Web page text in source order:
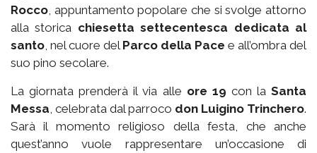
Rocco , appuntamento popolare che si svolge attorno
alla storica chiesetta settecentesca dedicata al
santo , nel cuore del Parco della Pace e all’ombra del
suo pino secolare.
La giornata prenderà il via alle ore 19 con laSanta
Messa , celebrata dal parroco don Luigino Trinchero.
Sarà il momento religioso della festa, che anche
quest’anno vuole rappresentare un’occasione di